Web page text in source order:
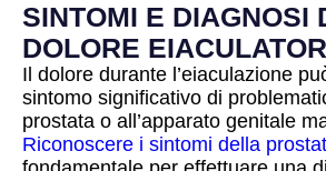
SINTOMI E DIAGNOSI
DOLORE
Il dolore durante l’eiaculazione
sintomo significativo di
prostata o all’apparato genitale
Riconoscere i sintomi della